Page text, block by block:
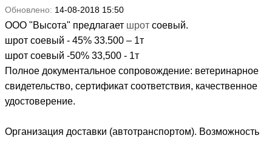
Обновлено: 14-08-2018 15:50
ООО "Высота" предлагает шрот соевый.
шрот соевый - 45% 33.500 – 1т
шрот соевый -50% 33,500 - 1т
Полное документальное сопровождение: ветеринарное
свидетельство, сертификат соответствия, качественное
удостоверение.
Организация доставки (автотранспортом). Возможность